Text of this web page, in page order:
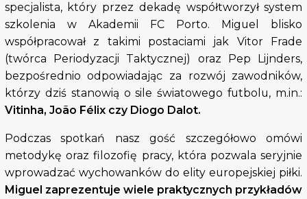
specjalista, który przez dekadę współtworzył system
szkolenia w Akademii FC Porto. Miguel blisko
współpracował z takimi postaciami jak Vitor Frade
(twórca Periodyzacji Taktycznej) oraz Pep Lijnders,
bezpośrednio odpowiadając za rozwój zawodników,
którzy dziś stanowią o sile światowego futbolu, m.in.:
Vitinha, João Félix czy Diogo Dalot.
Podczas spotkań nasz gość szczegółowo omówi
metodykę oraz filozofię pracy, która pozwala seryjnie
wprowadzać wychowanków do elity europejskiej piłki.
Miguel zaprezentuje wiele praktycznych przykładów